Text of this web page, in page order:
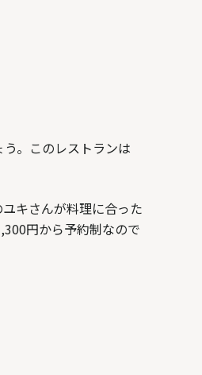
。このレストランは
キさんが料理に合った
円から予約制なので